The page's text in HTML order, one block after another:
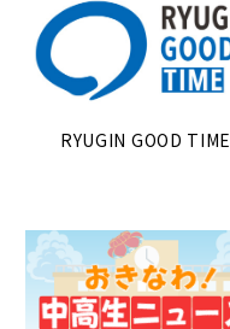
RYUGIN GOOD TIME